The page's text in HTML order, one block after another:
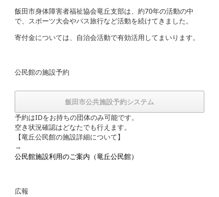
飯田市身体障害者福祉協会竜丘支部は、約70年の活動の中
で、スポーツ大会やバス旅行など活動を続けてきました。
寄付金については、自治会活動で有効活用してまいります。
公民館の施設予約
飯田市公共施設予約システム
予約はIDをお持ちの団体のみ可能です。
空き状況確認はどなたでも行えます。
【竜丘公民館の施設詳細について】
→
公民館施設利用のご案内（竜丘公民館）
広報